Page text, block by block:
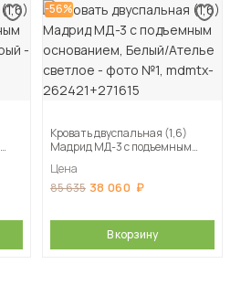
-56%
Кровать двуспальная (1,6)
Мадрид МД-3 с подъемным
светлое
Цена
85 635 38 060
В корзину